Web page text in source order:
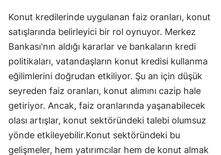
Konut kredilerinde uygulanan faiz oranları, konut
satışlarında belirleyici bir rol oynuyor. Merkez
Bankası'nın aldığı kararlar ve bankaların kredi
politikaları, vatandaşların konut kredisi kullanma
eğilimlerini doğrudan etkiliyor. Şu an için düşük
seyreden faiz oranları, konut alımını cazip hale
getiriyor. Ancak, faiz oranlarında yaşanabilecek
olası artışlar, konut sektöründeki talebi olumsuz
yönde etkileyebilir.Konut sektöründeki bu
gelişmeler, hem yatırımcılar hem de konut almak